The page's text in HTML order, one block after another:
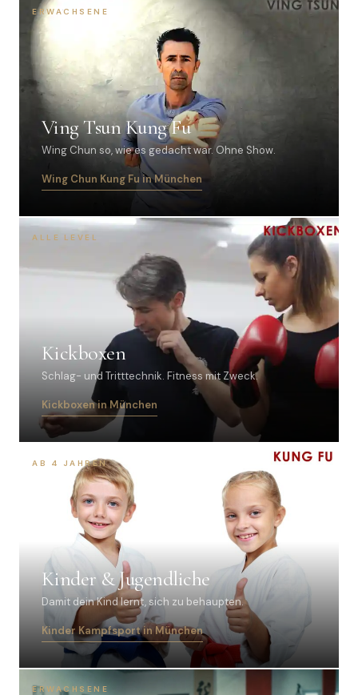
ERWACHSENE
Ving Tsun Kung Fu
Wing Chun so, wie es gedacht war. Ohne Show.
Wing Chun Kung Fu in München
ALLE LEVEL
Kickboxen
Schlag- und Tritttechnik. Fitness mit Zweck.
Kickboxen in München
AB 4 JAHREN
Kinder & Jugendliche
Damit dein Kind lernt, sich zu behaupten.
Kinder Kampfsport in München
ERWACHSENE